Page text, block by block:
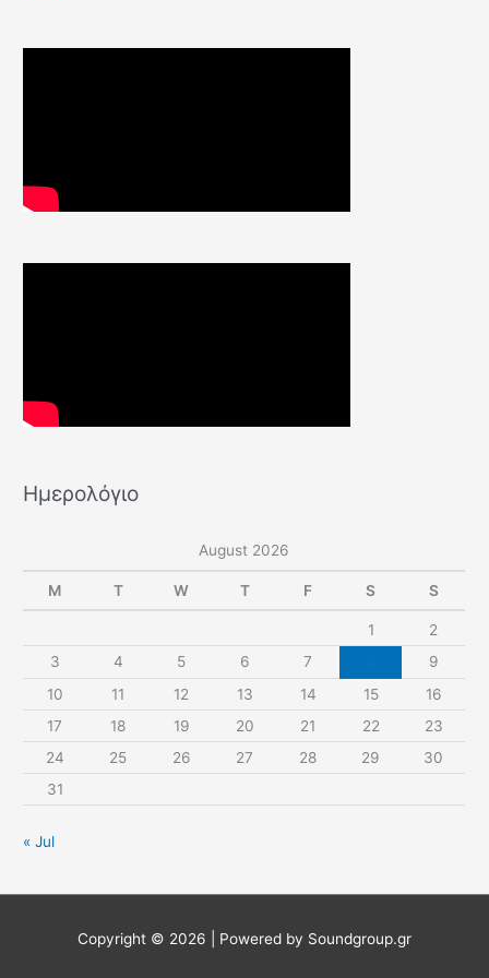
Ημερολόγιο
August 2026
M T W T F S S
1
2
3
4 5 6 7
9
10
11 12 13 14 15
16
17
18 19 20 21 22
23
24
25 26 27 28 29
30
31
« Jul
Copyright © 2026 | Powered by Soundgroup.gr